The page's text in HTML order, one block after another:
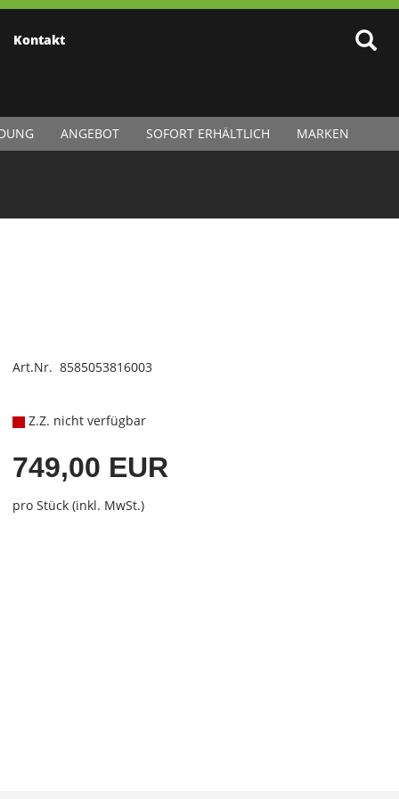
Kontakt
ANGEBOT SOFORT ERHÄLTLICH MARKEN
Art.Nr. 8585053816003
Z.Z. nicht verfügbar
749,00 EUR
pro Stück (inkl. MwSt.)